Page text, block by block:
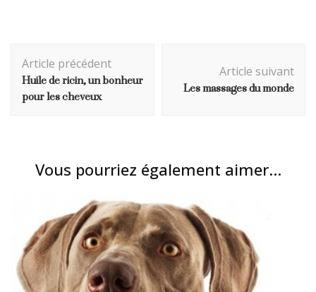
tour de main grâce à sa fermeture à enroulement
pratique. Bien entendu, le Fork-Pack est fabriqué en
Allemagne de manière durable à partir de tissu en nylon
d'article
Article précédent
Huile de ricin, un bonheur
pour les cheveux
Article suivant
Les massages du monde
Vous pourriez également aimer...